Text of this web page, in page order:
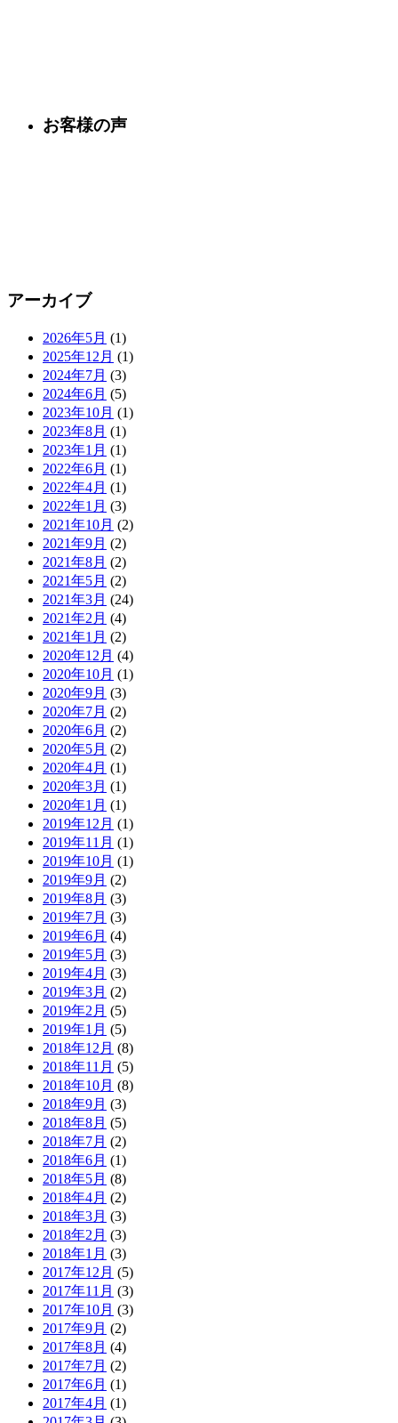
お客様の声
アーカイブ
2026年5月 (1)
2025年12月 (1)
2024年7月 (3)
2024年6月 (5)
2023年10月 (1)
2023年8月 (1)
2023年1月 (1)
2022年6月 (1)
2022年4月 (1)
2022年1月 (3)
2021年10月 (2)
2021年9月 (2)
2021年8月 (2)
2021年5月 (2)
2021年3月 (24)
2021年2月 (4)
2021年1月 (2)
2020年12月 (4)
2020年10月 (1)
2020年9月 (3)
2020年7月 (2)
2020年6月 (2)
2020年5月 (2)
2020年4月 (1)
2020年3月 (1)
2020年1月 (1)
2019年12月 (1)
2019年11月 (1)
2019年10月 (1)
2019年9月 (2)
2019年8月 (3)
2019年7月 (3)
2019年6月 (4)
2019年5月 (3)
2019年4月 (3)
2019年3月 (2)
2019年2月 (5)
2019年1月 (5)
2018年12月 (8)
2018年11月 (5)
2018年10月 (8)
2018年9月 (3)
2018年8月 (5)
2018年7月 (2)
2018年6月 (1)
2018年5月 (8)
2018年4月 (2)
2018年3月 (3)
2018年2月 (3)
2018年1月 (3)
2017年12月 (5)
2017年11月 (3)
2017年10月 (3)
2017年9月 (2)
2017年8月 (4)
2017年7月 (2)
2017年6月 (1)
2017年4月 (1)